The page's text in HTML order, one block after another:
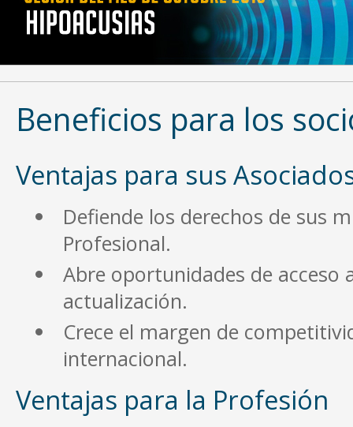
Beneficios para los
Ventajas para sus
Defiende los derechos de sus
Profesional.
Abre oportunidades de acceso
actualización.
Crece el margen de
internacional.
Ventajas para la Profesión